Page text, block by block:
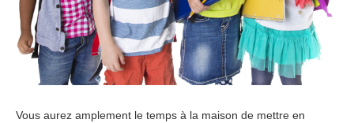
Vous aurez amplement le temps à la maison de mettre en